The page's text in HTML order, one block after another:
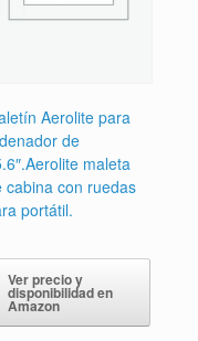
Aerolite para
de
maleta
cabina con ruedas
portátil.
Ver precio y
disponibilidad en
Amazon